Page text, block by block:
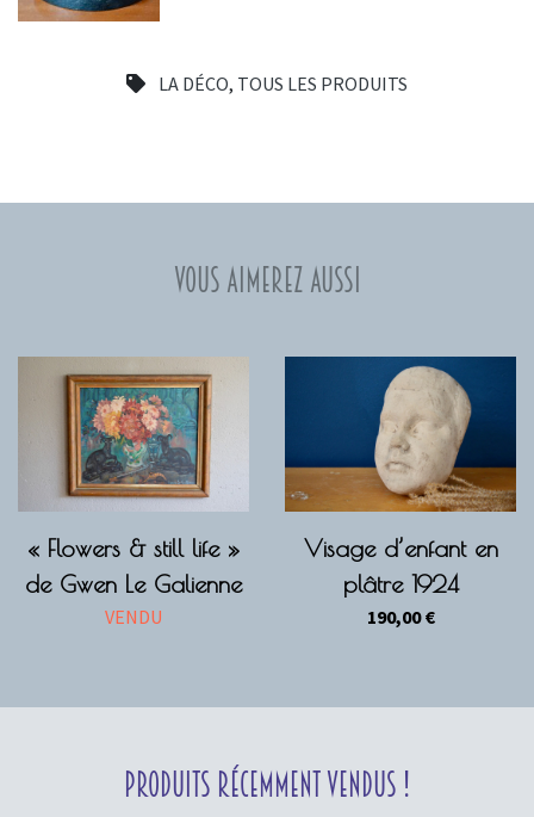
LA DÉCO, TOUS LES PRODUITS
Vous aimerez aussi
« Flowers & still life »
de Gwen Le Galienne
VENDU
Visage d’enfant en
plâtre 1924
190,00€
Produits récemment vendus !